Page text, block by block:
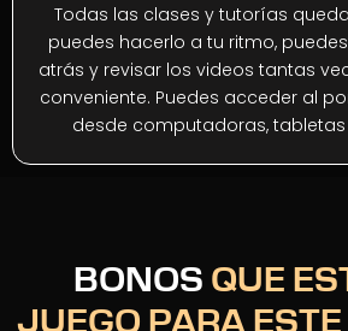
Todas las clases y tutorías
puedes hacerlo a tu ritmo,
atrás y revisar los videos tantas
conveniente. Puedes acceder al
desde computadoras, tabletas
BONOS QUE
JUEGO PARA